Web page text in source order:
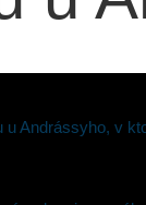
Andrássyho, v